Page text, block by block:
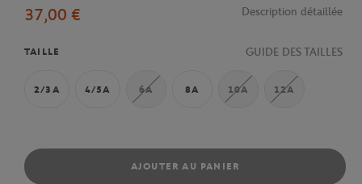
37,00 €
Description détaillée
TAILLE GUIDE DES TAILLES
2/3A 4/5A 6A 8A 10A 12A
AJOUTER AU PANIER